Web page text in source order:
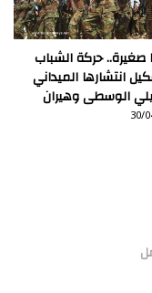
صغيرة.. حركة الشباب
انتشارها الميداني
الوسطى وهيران
30/